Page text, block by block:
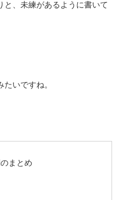
と、未練があるように書いて
いですね。
まとめ